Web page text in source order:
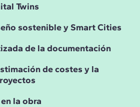
Twins
sostenible y Smart Cities
de la documentación
de costes y la
la obra